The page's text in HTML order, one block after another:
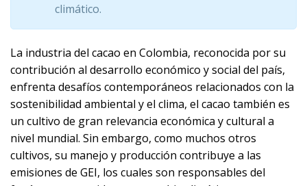
climático.
La industria del cacao en Colombia, reconocida por su
contribución al desarrollo económico y social del país,
enfrenta desafíos contemporáneos relacionados con la
sostenibilidad ambiental y el clima, el cacao también es
un cultivo de gran relevancia económica y cultural a
nivel mundial. Sin embargo, como muchos otros
cultivos, su manejo y producción contribuye a las
emisiones de GEI, los cuales son responsables del